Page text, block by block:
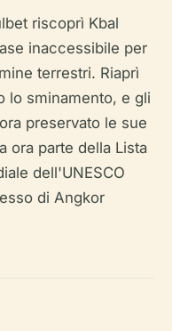
riscoprì Kbal
inaccessibile per
terrestri. Riaprì
lo sminamento, e gli
preservato le sue
ora parte della Lista
dell'UNESCO
di Angkor